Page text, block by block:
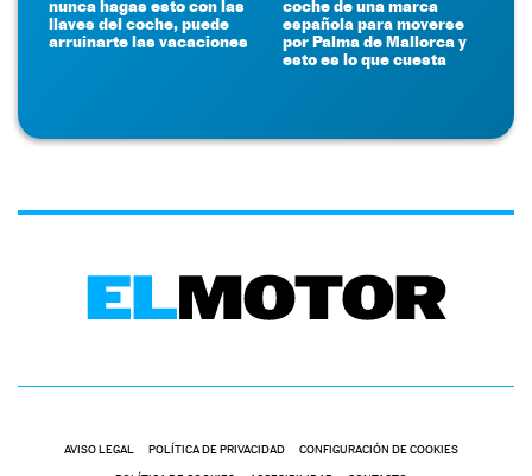
nunca hagas esto con las
llaves del coche, puede
arruinarte las vacaciones
coche de una marca
española para moverse
por Palma de Mallorca y
esto es lo que cuesta
AVISO LEGAL POLÍTICA DE PRIVACIDAD CONFIGURACIÓN DE COOKIES